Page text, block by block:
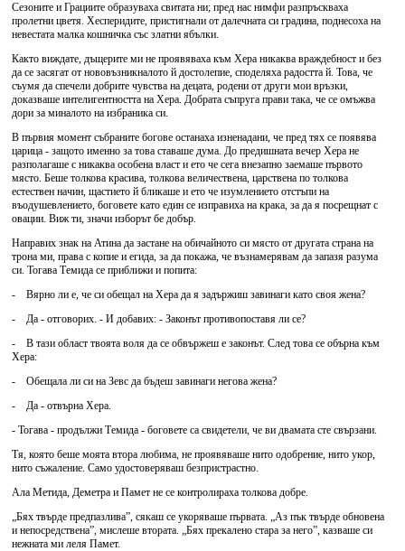
Сезоните и Грациите образуваха свитата ни; пред нас нимфи разпръскваха
пролетни цветя. Хесперидите, пристигнали от далечната си градина, поднесоха на
невестата малка кошничка със златни ябълки.
Както виждате, дъщерите ми не проявяваха към Хера никаква враждебност и без
да се засягат от нововъзникналото й достолепие, споделяха радостта й. Това, че
съумя да спечели добрите чувства на децата, родени от други мои връзки,
доказваше интелигентността на Хера. Добрата съпруга прави така, че се омъжва
дори за миналото на избраника си.
В първия момент събраните богове останаха изненадани, че пред тях се появява
царица - защото именно за това ставаше дума. До предишната вечер Хера не
разполагаше с никаква особена власт и ето че сега внезапно заемаше първото
място. Беше толкова красива, толкова величествена, царствена по толкова
естествен начин, щастието й бликаше и ето че изумлението отстъпи на
въодушевлението, боговете като един се изправиха на крака, за да я посрещнат с
овации. Виж ти, значи изборът бе добър.
Направих знак на Атина да застане на обичайното си място от другата страна на
трона ми, права с копие и егида, за да покажа, че възнамерявам да запазя разума
си. Тогава Темида се приближи и попита:
- Вярно ли е, че си обещал на Хера да я задържиш завинаги като своя жена?
- Да - отговорих. - И добавих: - Законът противопоставя ли се?
- В тази област твоята воля да се обвържеш е законът. След това се обърна към
Хера:
- Обещала ли си на Зевс да бъдеш завинаги негова жена?
- Да - отвърна Хера.
- Тогава - продължи Темида - боговете са свидетели, че ви двамата сте свързани.
Тя, която беше моята втора любима, не проявяваше нито одобрение, нито укор,
нито съжаление. Само удостоверяваш безпристрастно.
Ала Метида, Деметра и Памет не се контролираха толкова добре.
„Бях твърде предпазлива”, сякаш се укоряваше първата. „Аз пък твърде обновена
и непосредствена”, мислеше втората. „Бях прекалено стара за него”, казваше си
нежната ми леля Памет.